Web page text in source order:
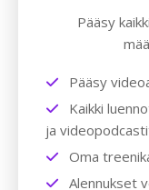
Pääsy
Pääsy
Kaikki
ja
Oma
Alennukset